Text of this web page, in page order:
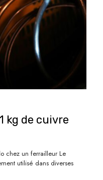
kg de cuivre
chez un ferrailleur Le
utilisé dans diverses